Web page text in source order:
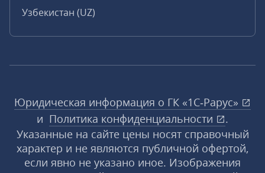
Узбекистан (UZ)
Юридическая информация о ГК «1С‑Рарус»
и Политика конфиденциальности
.
Указанные на сайте цены носят справочный
характер и не являются публичной офертой,
если явно не указано иное. Изображения